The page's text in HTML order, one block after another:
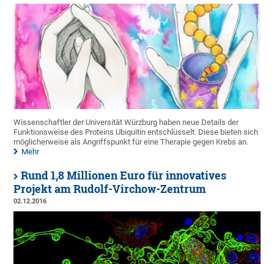
Wissenschaftler der Universität Würzburg haben neue Details der
Funktionsweise des Proteins Ubiquitin entschlüsselt. Diese bieten sich
möglicherweise als Angriffspunkt für eine Therapie gegen Krebs an.
Mehr
Rund 1,8 Millionen Euro für innovatives
Projekt am Rudolf-Virchow-Zentrum
02.12.2016